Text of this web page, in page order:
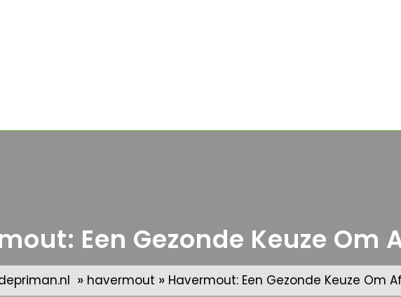
Een Gezonde Keuze Om
» havermout » Havermout: Een Gezonde Keuze Om